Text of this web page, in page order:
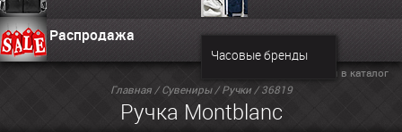
Распродажа
Часовые бренды
Главная/Сувениры/Ручки/ 36819
Ручка Montblanc
Вернуться в каталог